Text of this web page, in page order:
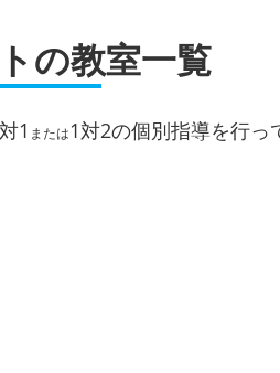
の教室一覧
1 または1対2の個別指導を行っ